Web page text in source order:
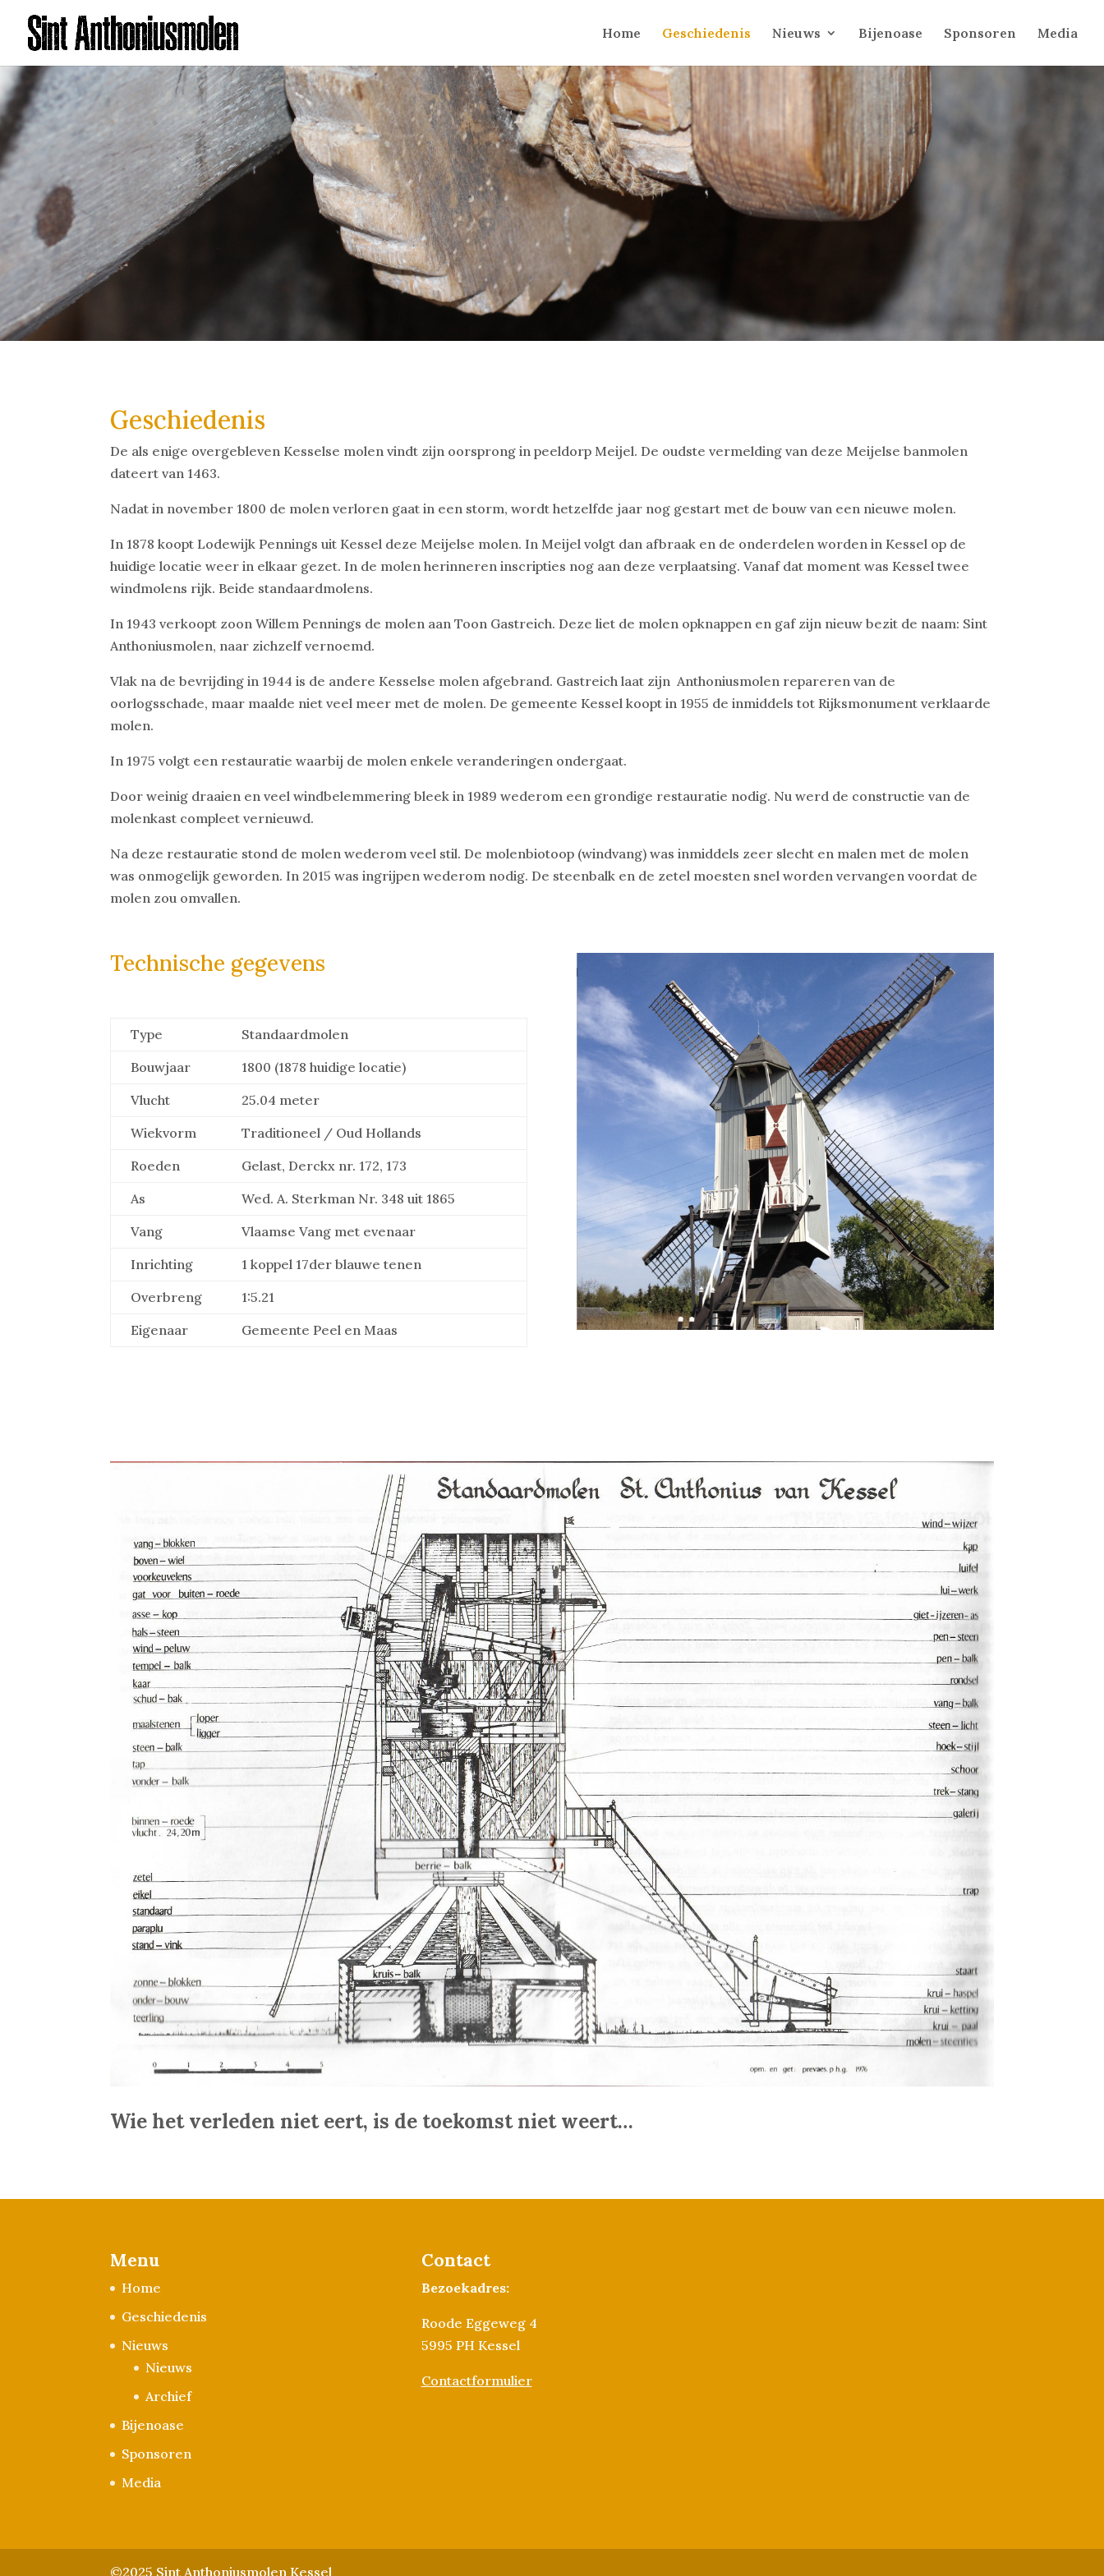
Home Geschiedenis Nieuws Bijenoase Sponsoren Media
Geschiedenis
De als enige overgebleven Kesselse molen vindt zijn oorsprong in peeldorp Meijel. De oudste vermelding van deze Meijelse banmolen
dateert van 1463.
Nadat in november 1800 de molen verloren gaat in een storm, wordt hetzelfde jaar nog gestart met de bouw van een nieuwe molen.
In 1878 koopt Lodewijk Pennings uit Kessel deze Meijelse molen. In Meijel volgt dan afbraak en de onderdelen worden in Kessel op de
huidige locatie weer in elkaar gezet. In de molen herinneren inscripties nog aan deze verplaatsing. Vanaf dat moment was Kessel twee
windmolens rijk. Beide standaardmolens.
In 1943 verkoopt zoon Willem Pennings de molen aan Toon Gastreich. Deze liet de molen opknappen en gaf zijn nieuw bezit de naam: Sint
Anthoniusmolen, naar zichzelf vernoemd.
Vlak na de bevrijding in 1944 is de andere Kesselse molen afgebrand. Gastreich laat zijn Anthoniusmolen repareren van de
oorlogsschade, maar maalde niet veel meer met de molen. De gemeente Kessel koopt in 1955 de inmiddels tot Rijksmonument verklaarde
molen.
In 1975 volgt een restauratie waarbij de molen enkele veranderingen ondergaat.
Door weinig draaien en veel windbelemmering bleek in 1989 wederom een grondige restauratie nodig. Nu werd de constructie van de
molenkast compleet vernieuwd.
Na deze restauratie stond de molen wederom veel stil. De molenbiotoop (windvang) was inmiddels zeer slecht en malen met de molen
was onmogelijk geworden. In 2015 was ingrijpen wederom nodig. De steenbalk en de zetel moesten snel worden vervangen voordat de
molen zou omvallen.
Technische gegevens
Type
Standaardmolen
Bouwjaar
1800 (1878 huidige locatie)
Vlucht
25.04 meter
Wiekvorm
Traditioneel / Oud Hollands
Roeden
Gelast, Derckx nr. 172, 173
As
Wed. A. Sterkman Nr. 348 uit 1865
Vang
Vlaamse Vang met evenaar
Inrichting
1 koppel 17der blauwe tenen
Overbreng
1:5.21
Eigenaar
Gemeente Peel en Maas
Wie het verleden niet eert, is de toekomst niet weert…
Menu
Home
Geschiedenis
Nieuws
Nieuws
Archief
Bijenoase
Sponsoren
Media
Contact
Bezoekadres:
Roode Eggeweg 4
5995 PH Kessel
Contactformulier
©2025 Sint Anthoniusmolen Kessel